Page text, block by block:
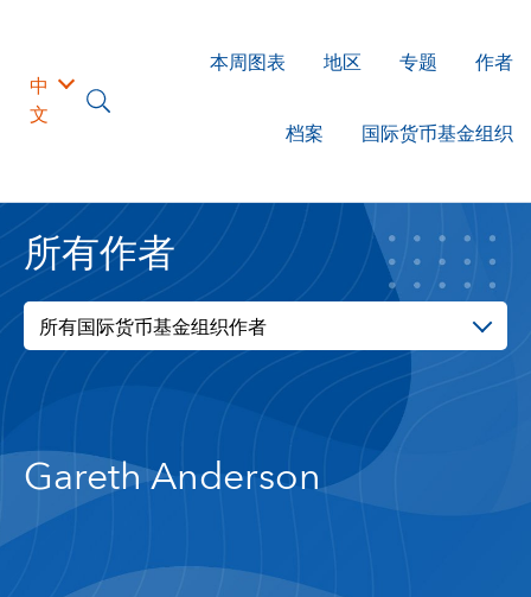
中
文
本周图表 地区 专题 作者
档案 国际货币基金组织
所有作者
所有国际货币基金组织作者
Gareth Anderson